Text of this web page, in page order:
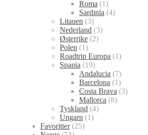
Roma (1)
Sardinia (4)
Litauen (3)
Nederland (3)
Østerrike (2)
Polen (1)
Roadtrip Europa (1)
Spania (19)
Andalucia (7)
Barcelona (1)
Costa Brava (3)
Mallorca (8)
Tyskland (4)
Ungarn (1)
Favoritter(25)